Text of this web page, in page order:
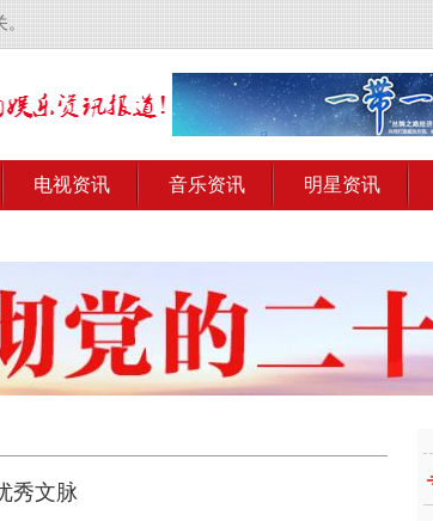
电视资讯 音乐资讯 明星资讯
秀文脉